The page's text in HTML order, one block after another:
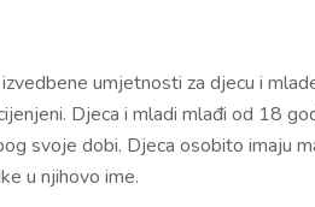
umjetnosti za djecu i
Djeca i mladi mlađi od 18
svoje dobi. Djeca osobito imaju
u njihovo ime.